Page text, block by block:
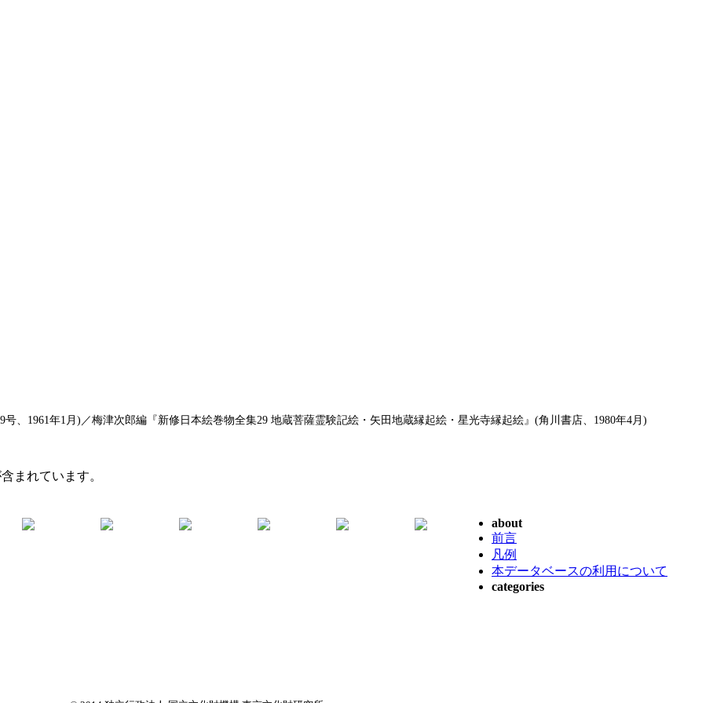
、1961年1月)／梅津次郎編『新修日本絵巻物全集29 地蔵菩薩霊験記絵・矢田地蔵縁起絵・星光寺縁起絵』(角川書店、1980年4月)
まれています。
about
前言
凡例
本データベースの利用について
categories